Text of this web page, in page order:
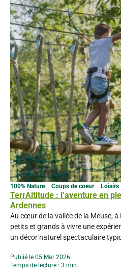
TerrAltitude : l’aventure en
Ardennes
100% Nature Coups de coeur Loisirs
Au cœur de la vallée de la Meuse,
petits et grands à vivre une
un décor naturel spectaculaire
incontournables des Ardennes.
nature ardennaise Installé dans
Publié le 05 Mar 2026
Temps de lecture : 3 min.